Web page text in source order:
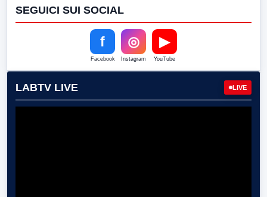
SEGUICI SUI SOCIAL
f
Facebook
◎
Instagram
▶
YouTube
LABTV LIVE LIVE